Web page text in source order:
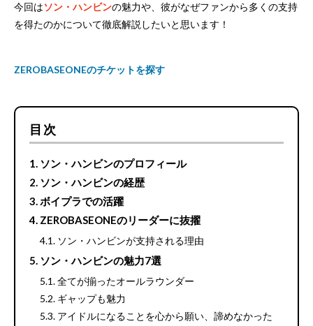
今回はソン・ハンビンの魅力や、彼がなぜファンから多くの支持
を得たのかについて徹底解説したいと思います！
ZEROBASEONEのチケットを探す
目次
ソン・ハンビンのプロフィール
ソン・ハンビンの経歴
ボイプラでの活躍
ZEROBASEONEのリーダーに抜擢
ソン・ハンビンが支持される理由
ソン・ハンビンの魅力7選
全てが揃ったオールラウンダー
ギャップも魅力
アイドルになることを心から願い、諦めなかった